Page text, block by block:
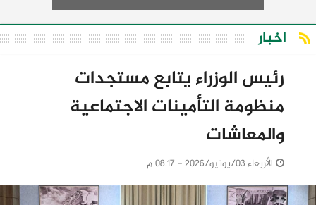
اخبار
رئيس الوزراء يتابع مستجدات
منظومة التأمينات الاجتماعية
والمعاشات
الأربعاء 03/يونيو/2026 - 08:17 م